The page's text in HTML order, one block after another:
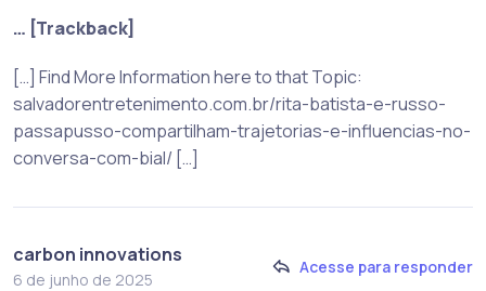
… [Trackback]
[…] Find More Information here to that Topic:
salvadorentretenimento.com.br/rita-batista-e-russo-
passapusso-compartilham-trajetorias-e-influencias-no-
conversa-com-bial/ […]
carbon innovations
6 de junho de 2025
Acesse para responder